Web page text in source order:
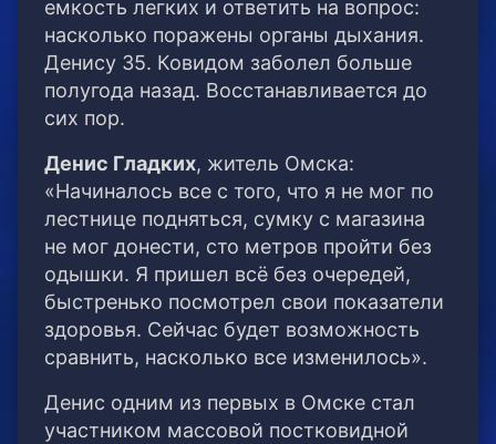
емкость легких и ответить на вопрос:
насколько поражены органы дыхания.
Денису 35. Ковидом заболел больше
полугода назад. Восстанавливается до
сих пор.
Денис Гладких, житель Омска:
«Начиналось все с того, что я не мог по
лестнице подняться, сумку с магазина
не мог донести, сто метров пройти без
одышки. Я пришел всё без очередей,
быстренько посмотрел свои показатели
здоровья. Сейчас будет возможность
сравнить, насколько все изменилось».
Денис одним из первых в Омске стал
участником массовой постковидной